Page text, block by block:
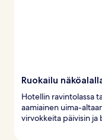
Ruokailu
Hotellin ravintolassa
aamiainen uima-
virvokkeita päivisin ja